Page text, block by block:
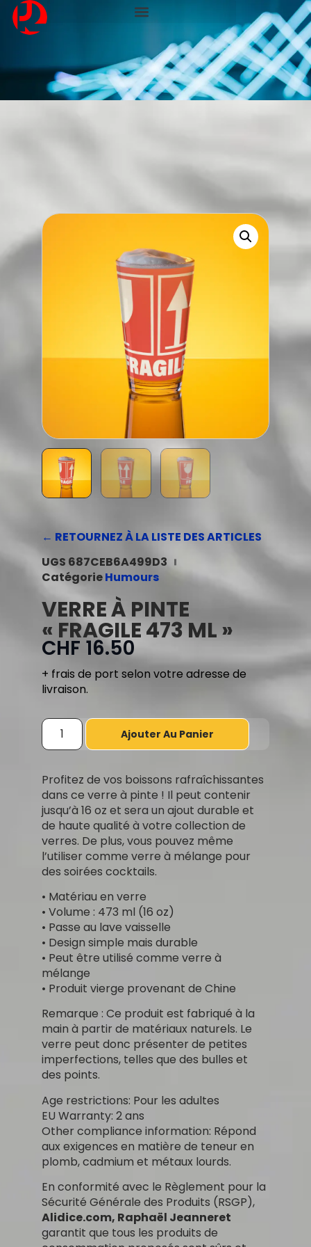
← RETOURNEZ À LA LISTE DES ARTICLES
UGS 687CEB6A499D3
CatégorieHumours
VERRE À PINTE
« FRAGILE 473 ML »
CHF 16.50
+ frais de port selon votre adresse de
livraison.
Ajouter Au Panier
Profitez de vos boissons rafraîchissantes
dans ce verre à pinte ! Il peut contenir
jusqu’à 16 oz et sera un ajout durable et
de haute qualité à votre collection de
verres. De plus, vous pouvez même
l’utiliser comme verre à mélange pour
des soirées cocktails.
• Matériau en verre
• Volume : 473 ml (16 oz)
• Passe au lave vaisselle
• Design simple mais durable
• Peut être utilisé comme verre à
mélange
• Produit vierge provenant de Chine
Remarque : Ce produit est fabriqué à la
main à partir de matériaux naturels. Le
verre peut donc présenter de petites
imperfections, telles que des bulles et
des points.
Age restrictions: Pour les adultes
EU Warranty: 2 ans
Other compliance information: Répond
aux exigences en matière de teneur en
plomb, cadmium et métaux lourds.
En conformité avec le Règlement pour la
Sécurité Générale des Produits (RSGP),
Alidice.com, Raphaël Jeanneret
garantit que tous les produits de